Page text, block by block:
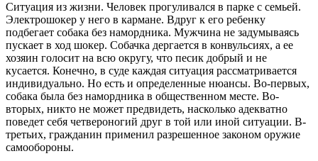
Ситуация из жизни. Человек прогуливался в парке с семьей.
Электрошокер у него в кармане. Вдруг к его ребенку
подбегает собака без намордника. Мужчина не задумываясь
пускает в ход шокер. Собачка дергается в конвульсиях, а ее
хозяин голосит на всю округу, что песик добрый и не
кусается. Конечно, в суде каждая ситуация рассматривается
индивидуально. Но есть и определенные нюансы. Во-первых,
собака была без намордника в общественном месте. Во-
вторых, никто не может предвидеть, насколько адекватно
поведет себя четвероногий друг в той или иной ситуации. В-
третьих, гражданин применил разрешенное законом оружие
самообороны.